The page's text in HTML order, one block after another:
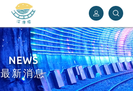
深澳鐵道自行車
NEWS
最新消息